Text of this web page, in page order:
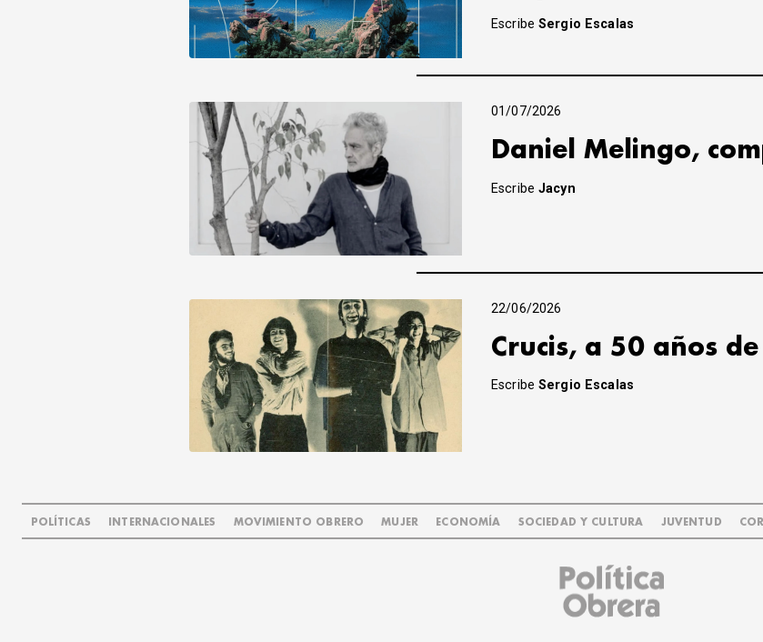
EscribeSergio Escalas
01/07/2026
Daniel Melingo,
EscribeJacyn
22/06/2026
Crucis, a 50 años
EscribeSergio Escalas
POLÍTICAS INTERNACIONALES MOVIMIENTO OBRERO MUJER ECONOMÍA SOCIEDAD Y CULTURA JUVENTUD